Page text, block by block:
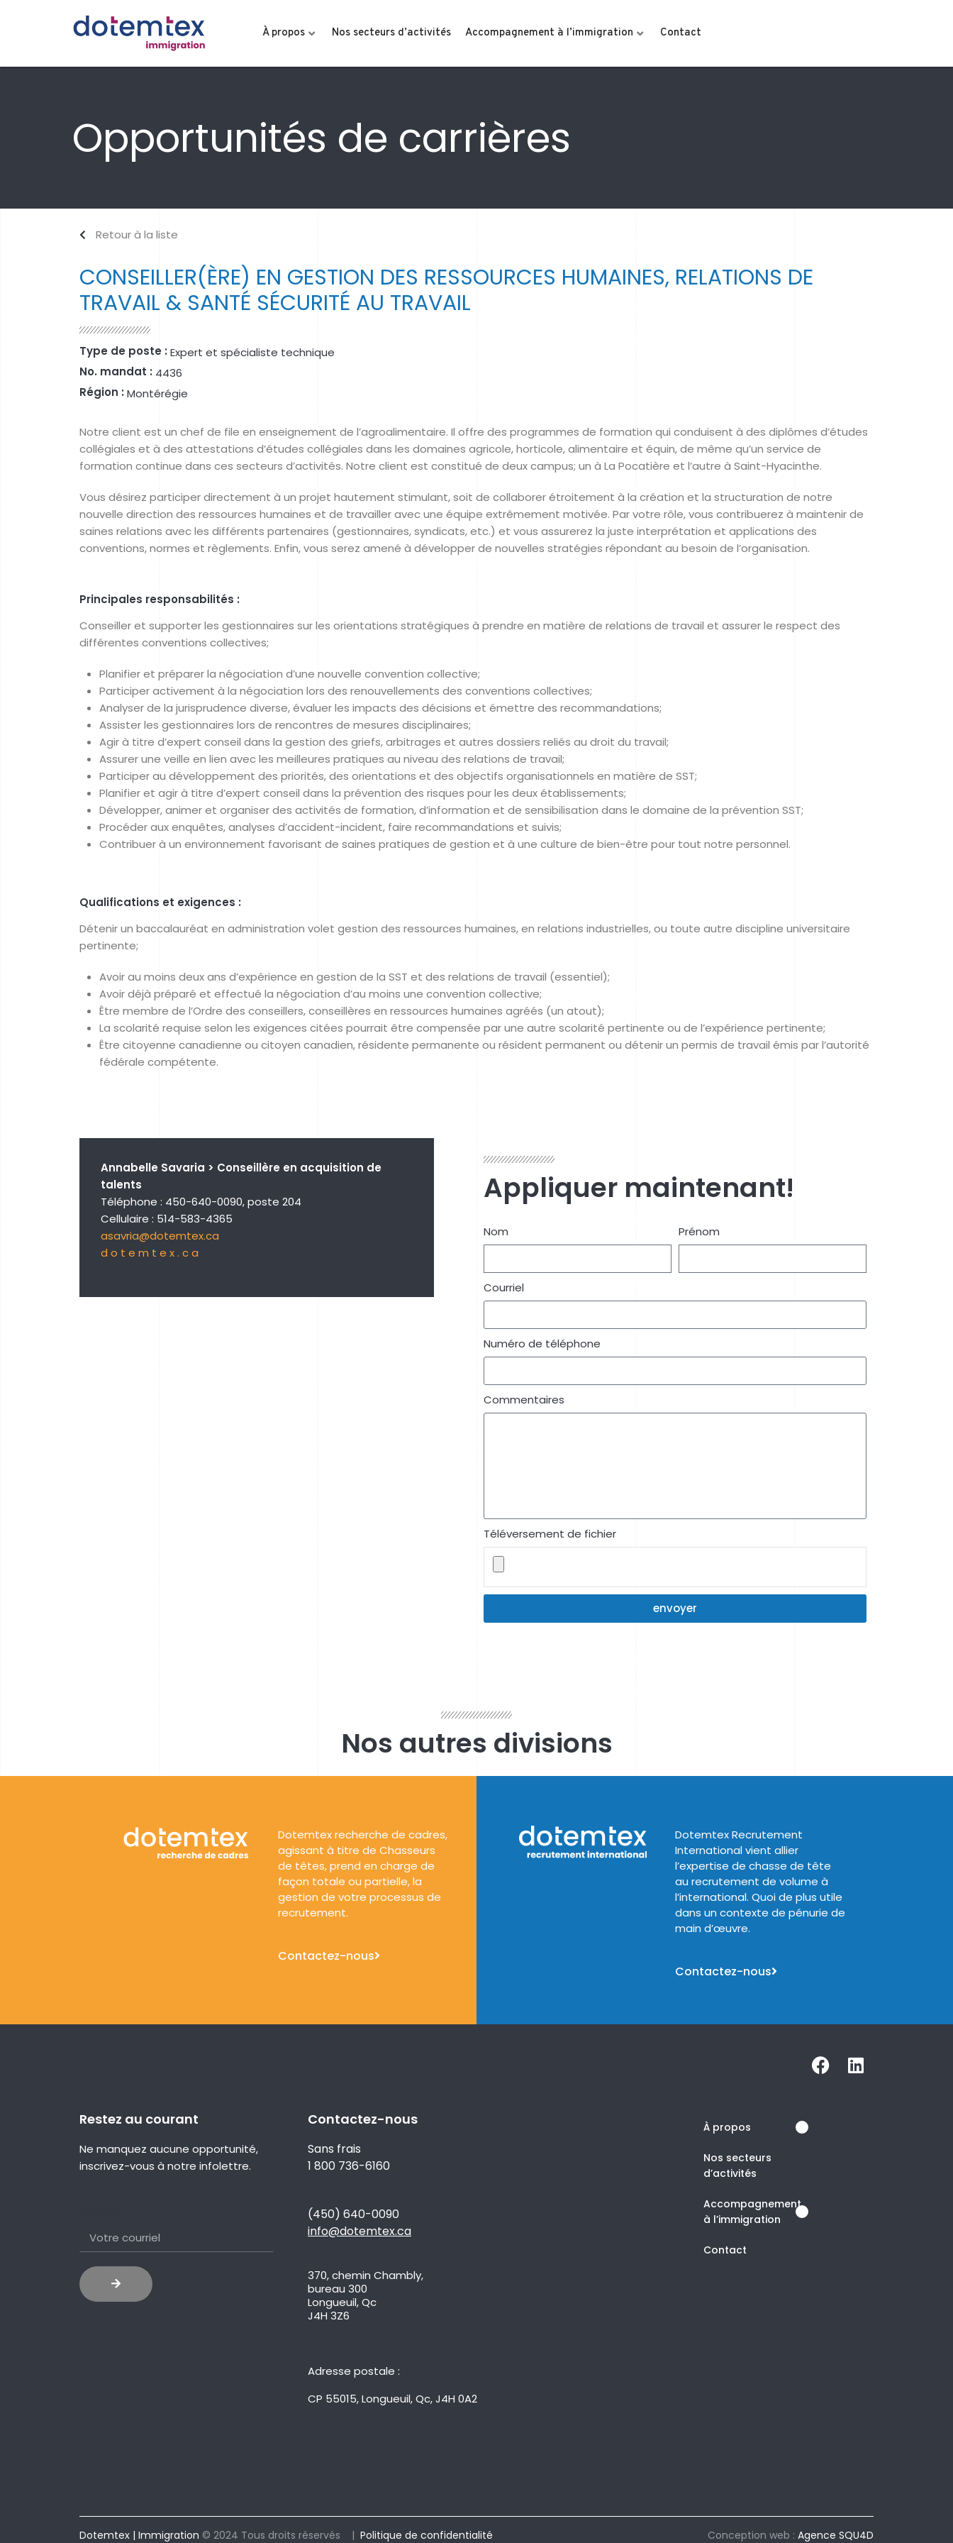
À propos Nos secteurs d’activités Accompagnement à l’immigration Contact
Opportunités de carrières
Retour à la liste
CONSEILLER(ÈRE) EN GESTION DES RESSOURCES HUMAINES, RELATIONS DE
TRAVAIL & SANTÉ SÉCURITÉ AU TRAVAIL
Type de poste : Expert et spécialiste technique
No. mandat : 4436
Région : Montérégie
Notre client est un chef de file en enseignement de l’agroalimentaire. Il offre des programmes de formation qui conduisent à des diplômes d’études
collégiales et à des attestations d’études collégiales dans les domaines agricole, horticole, alimentaire et équin, de même qu’un service de
formation continue dans ces secteurs d’activités. Notre client est constitué de deux campus; un à La Pocatière et l’autre à Saint-Hyacinthe.
Vous désirez participer directement à un projet hautement stimulant, soit de collaborer étroitement à la création et la structuration de notre
nouvelle direction des ressources humaines et de travailler avec une équipe extrêmement motivée. Par votre rôle, vous contribuerez à maintenir de
saines relations avec les différents partenaires (gestionnaires, syndicats, etc.) et vous assurerez la juste interprétation et applications des
conventions, normes et règlements. Enfin, vous serez amené à développer de nouvelles stratégies répondant au besoin de l’organisation.
Principales responsabilités :
Conseiller et supporter les gestionnaires sur les orientations stratégiques à prendre en matière de relations de travail et assurer le respect des
différentes conventions collectives;
Planifier et préparer la négociation d’une nouvelle convention collective;
Participer activement à la négociation lors des renouvellements des conventions collectives;
Analyser de la jurisprudence diverse, évaluer les impacts des décisions et émettre des recommandations;
Assister les gestionnaires lors de rencontres de mesures disciplinaires;
Agir à titre d’expert conseil dans la gestion des griefs, arbitrages et autres dossiers reliés au droit du travail;
Assurer une veille en lien avec les meilleures pratiques au niveau des relations de travail;
Participer au développement des priorités, des orientations et des objectifs organisationnels en matière de SST;
Planifier et agir à titre d’expert conseil dans la prévention des risques pour les deux établissements;
Développer, animer et organiser des activités de formation, d’information et de sensibilisation dans le domaine de la prévention SST;
Procéder aux enquêtes, analyses d’accident-incident, faire recommandations et suivis;
Contribuer à un environnement favorisant de saines pratiques de gestion et à une culture de bien-être pour tout notre personnel.
Qualifications et exigences :
Détenir un baccalauréat en administration volet gestion des ressources humaines, en relations industrielles, ou toute autre discipline universitaire
pertinente;
Avoir au moins deux ans d’expérience en gestion de la SST et des relations de travail (essentiel);
Avoir déjà préparé et effectué la négociation d’au moins une convention collective;
Être membre de l’Ordre des conseillers, conseillères en ressources humaines agréés (un atout);
La scolarité requise selon les exigences citées pourrait être compensée par une autre scolarité pertinente ou de l’expérience pertinente;
Être citoyenne canadienne ou citoyen canadien, résidente permanente ou résident permanent ou détenir un permis de travail émis par l’autorité
fédérale compétente.
Annabelle Savaria > Conseillère en acquisition de
talents
Téléphone : 450-640-0090, poste 204
Cellulaire : 514-583-4365
asavria@dotemtex.ca
d o t e m t e x . c a
Appliquer maintenant!
Nom Prénom
Courriel
Numéro de téléphone
Commentaires
Téléversement de fichier
envoyer
Nos autres divisions
Dotemtex recherche de cadres,
agissant à titre de Chasseurs
de têtes, prend en charge de
façon totale ou partielle, la
gestion de votre processus de
recrutement.
Contactez-nous
Dotemtex Recrutement
International vient allier
l’expertise de chasse de tête
au recrutement de volume à
l’international. Quoi de plus utile
dans un contexte de pénurie de
main d’œuvre.
Contactez-nous
Restez au courant
Ne manquez aucune opportunité,
inscrivez-vous à notre infolettre.
Contactez-nous
Sans frais
1 800 736-6160
(450) 640-0090
info@dotemtex.ca
370, chemin Chambly,
bureau 300
Longueuil, Qc
J4H 3Z6
Adresse postale :
CP 55015, Longueuil, Qc, J4H 0A2
À propos
Nos secteurs
d’activités
Accompagnement
à l’immigration
Contact
Dotemtex | Immigration © 2024 Tous droits réservés | Politique de confidentialité Conception web : Agence SQU4D